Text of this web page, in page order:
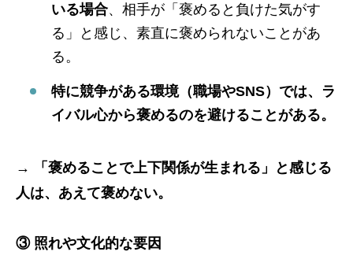
いる場合、相手が「褒めると負けた気がす
る」と感じ、素直に褒められないことがあ
る。
特に競争がある環境（職場やSNS）では、ラ
イバル心から褒めるのを避けることがある。
→
「褒めることで上下関係が生まれる」と感じる
人は、あえて褒めない。
③ 照れや文化的な要因